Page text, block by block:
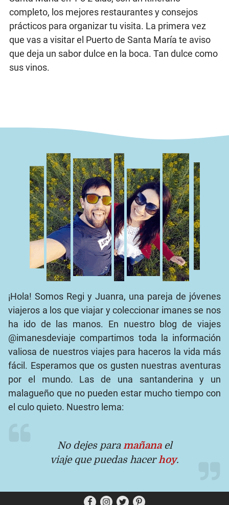
completo, los mejores restaurantes y consejos
prácticos para organizar tu visita. La primera vez
que vas a visitar el Puerto de Santa María te aviso
que deja un sabor dulce en la boca. Tan dulce como
sus vinos.
¡Hola! Somos Regi y Juanra, una pareja de jóvenes
viajeros a los que viajar y coleccionar imanes se nos
ha ido de las manos. En nuestro blog de viajes
@imanesdeviaje compartimos toda la información
valiosa de nuestros viajes para haceros la vida más
fácil. Esperamos que os gusten nuestras aventuras
por el mundo. Las de una santanderina y un
malagueño que no pueden estar mucho tiempo con
el culo quieto. Nuestro lema:
No dejes paramañana el
viaje que puedas hacerhoy.